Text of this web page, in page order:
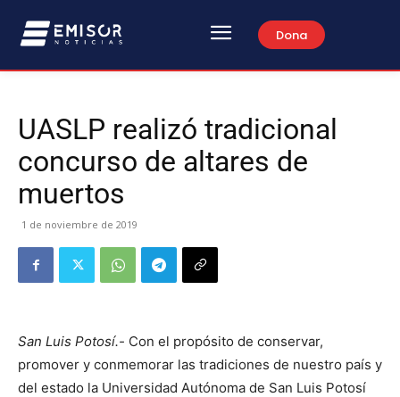
Dona
UASLP realizó tradicional
concurso de altares de
muertos
1 de noviembre de 2019
San Luis Potosí.- Con el propósito de conservar,
promover y conmemorar las tradiciones de nuestro país y
del estado la Universidad Autónoma de San Luis Potosí